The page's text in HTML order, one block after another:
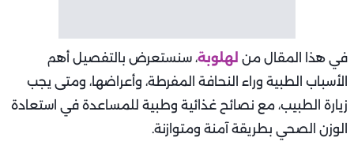
أسباب طبية خلفالنحافةالمفرطة. تُعد النحافة المفرطة من
المشكلات الصحية التي لا تقل خطورة عن السمنة، إذ قد تكون
مؤشرًا على اضطرابات داخلية أو أمراض مزمنة تؤثر على
امتصاص الجسم للغذاء أو استهلاكه للطاقة. وبينما قد يظن
البعض أن النحافة مجرد عامل وراثي أو نتيجة لنقص الشهية،